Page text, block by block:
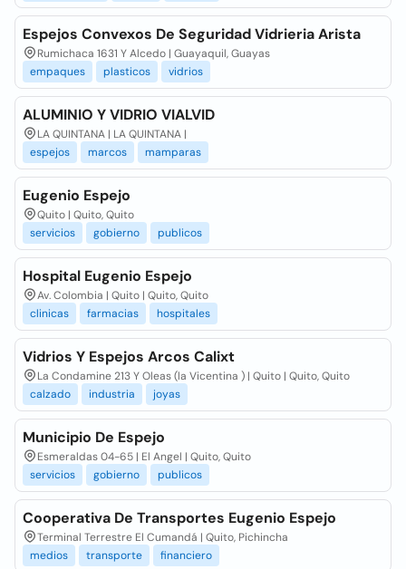
Espejos Convexos De Seguridad Vidrieria Arista
Rumichaca 1631 Y Alcedo | Guayaquil, Guayas
empaques
plasticos vidrios
ALUMINIO Y VIDRIO VIALVID
LA QUINTANA | LA QUINTANA |
espejos
marcos mamparas
Eugenio Espejo
Quito | Quito, Quito
servicios
gobierno publicos
Hospital Eugenio Espejo
Av. Colombia | Quito | Quito, Quito
clinicas
farmacias hospitales
Vidrios Y Espejos Arcos Calixt
La Condamine 213 Y Oleas (la Vicentina ) | Quito | Quito, Quito
calzado
industria joyas
Municipio De Espejo
Esmeraldas 04-65 | El Angel | Quito, Quito
servicios
gobierno publicos
Cooperativa De Transportes Eugenio Espejo
Terminal Terrestre El Cumandá | Quito, Pichincha
medios
transporte financiero